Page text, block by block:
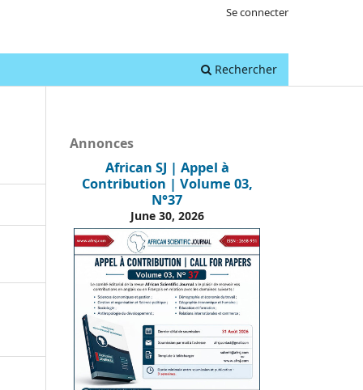
Rechercher
Se connecter
Annonces
African SJ | Appel à
Contribution | Volume 03,
N°37
June 30, 2026